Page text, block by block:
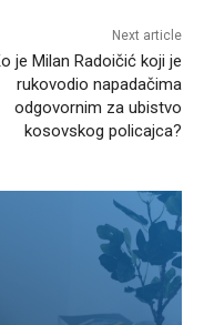
Next article
je Milan Radoičić koji je
rukovodio napadačima
odgovornim za ubistvo
kosovskog policajca?